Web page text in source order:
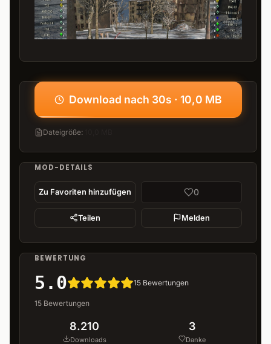
Download nach 30s · 10,0 MB
Dateigröße:
MOD-DETAILS
Zu Favoriten hinzufügen 0
Teilen Melden
BEWERTUNG
5.0 15 Bewertungen
15 Bewertungen
8.210
Downloads
3
Danke